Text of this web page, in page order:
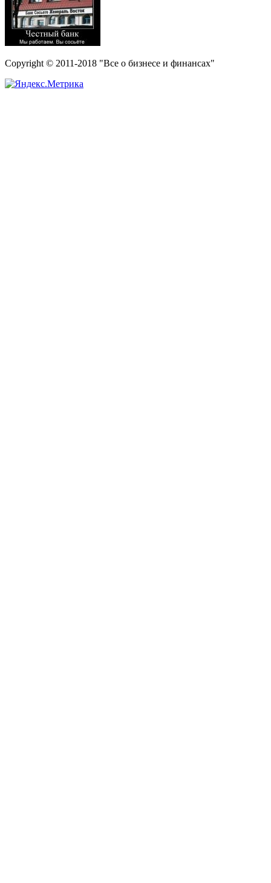
Copyright © 2011-2018 "Все о бизнесе и финансах"